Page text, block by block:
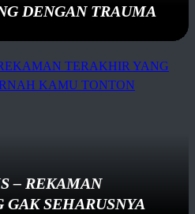
DENGAN TRAUMA
– REKAMAN
GAK SEHARUSNYA